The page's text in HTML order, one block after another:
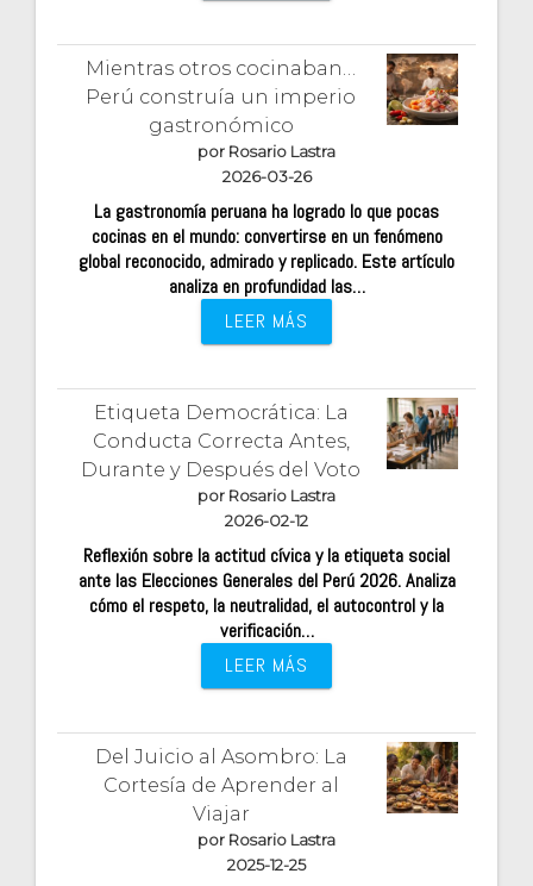
Mientras otros cocinaban…
Perú construía un imperio
gastronómico
por Rosario Lastra
2026-03-26
La gastronomía peruana ha logrado lo que pocas
cocinas en el mundo: convertirse en un fenómeno
global reconocido, admirado y replicado. Este artículo
analiza en profundidad las…
LEER MÁS
Etiqueta Democrática: La
Conducta Correcta Antes,
Durante y Después del Voto
por Rosario Lastra
2026-02-12
Reflexión sobre la actitud cívica y la etiqueta social
ante las Elecciones Generales del Perú 2026. Analiza
cómo el respeto, la neutralidad, el autocontrol y la
verificación…
LEER MÁS
Del Juicio al Asombro: La
Cortesía de Aprender al
Viajar
por Rosario Lastra
2025-12-25